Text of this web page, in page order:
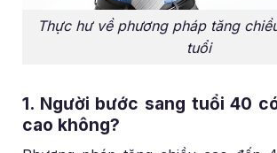
Thực hư về phương pháp tăng
tuổi
1. Người bước sang tuổi 40
cao không?